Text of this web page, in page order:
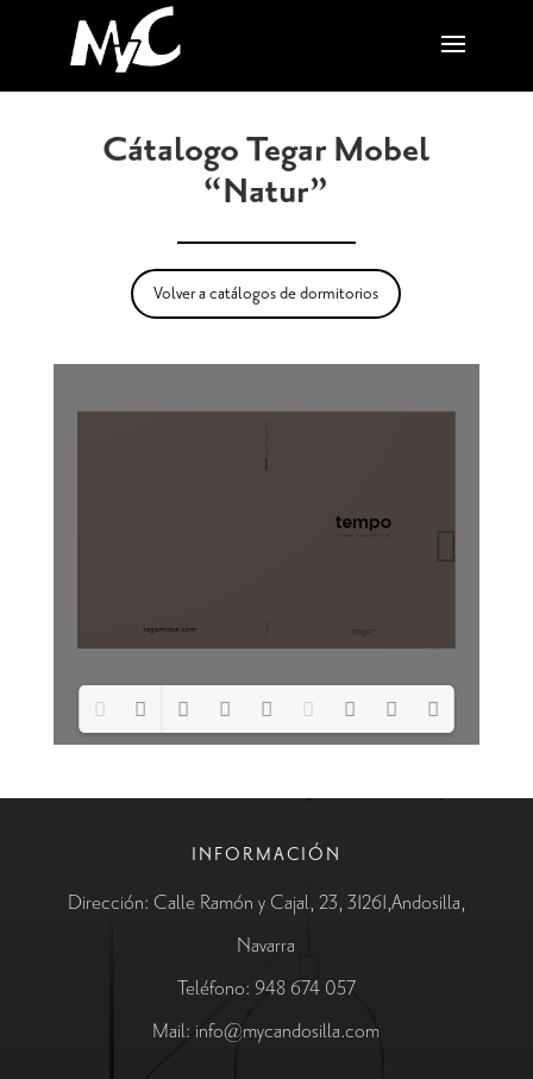
Cátalogo Tegar Mobel
“Natur”
Volver a catálogos de dormitorios
Loading PDF 100% ...
INFORMACIÓN
Dirección: Calle Ramón y Cajal, 23, 31261,Andosilla,
Navarra
Teléfono: 948 674 057
Mail: info@mycandosilla.com